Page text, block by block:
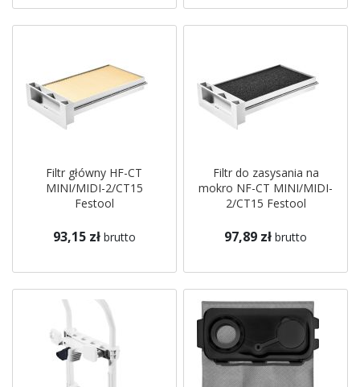
Filtr główny HF-CT
MINI/MIDI-2/CT15
Festool
93,15 zł brutto
Filtr do zasysania na
mokro NF-CT MINI/MIDI-
2/CT15 Festool
97,89 zł brutto